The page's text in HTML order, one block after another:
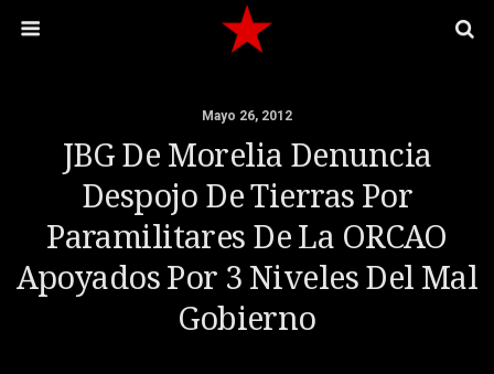
Mayo 26, 2012
JBG De Morelia Denuncia
Despojo De Tierras Por
Paramilitares De La ORCAO
Apoyados Por 3 Niveles Del Mal
Gobierno